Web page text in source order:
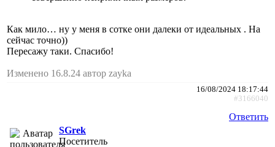
Как мило… ну у меня в сотке они далеки от идеальных . На
сейчас точно))
Пересажу таки. Спасибо!
Изменено 16.8.24 автор zayka
16/08/2024 18:17:44
#3166040
Ответить
SGrek
Посетитель